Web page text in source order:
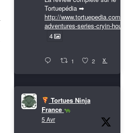
Tortuepédia ➡
http://www.tortuepedia.com/tmnt-
adventures-series-cryin-houn...
4
1 2 X
Tortues Ninja
France
5 Avr